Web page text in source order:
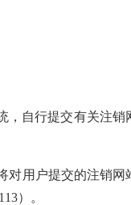
，自行提交有关注
对用户提交的注销网
）。